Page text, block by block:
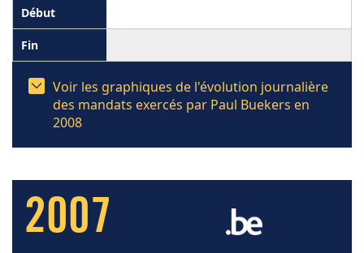
Voir les graphiques de l'évolution journalière
des mandats exercés par Paul Buekers en
2008
2007